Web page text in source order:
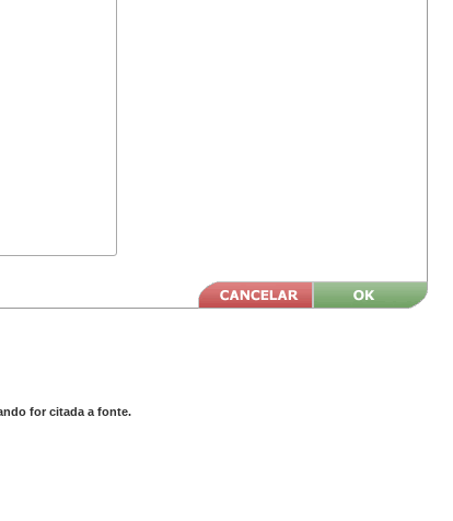
for citada a fonte.